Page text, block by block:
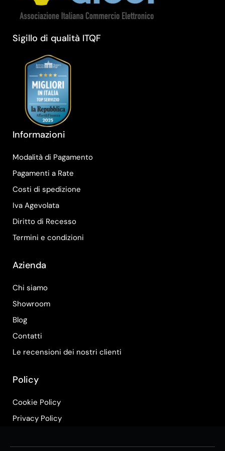
Sigillo di qualità ITQF
Informazioni
Modalità di Pagamento
Pagamenti a Rate
Costi di spedizione
Iva Agevolata
Diritto di Recesso
Termini e condizioni
Azienda
Chi siamo
Showroom
Blog
Contatti
Le recensioni dei nostri clienti
Policy
Cookie Policy
Privacy Policy